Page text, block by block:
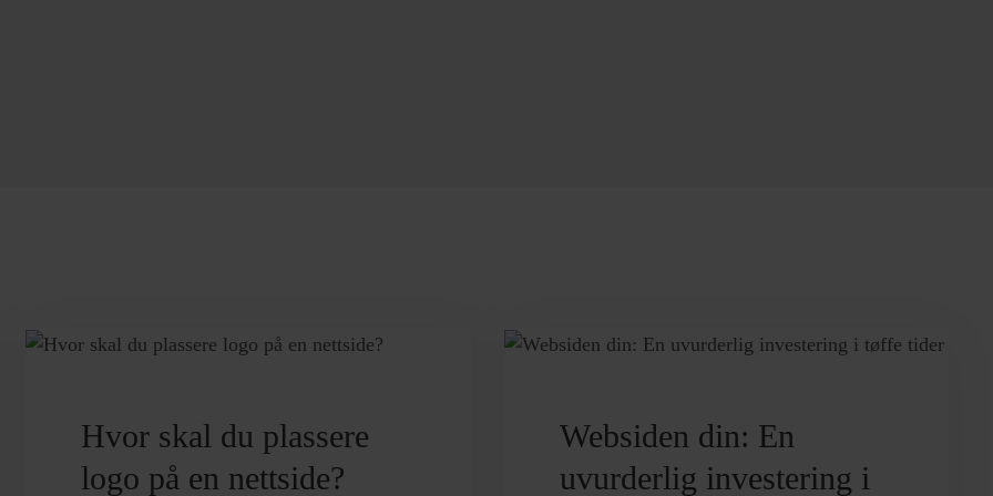
Hvor skal du plassere
logo på en nettside?
Websiden din: En
uvurderlig investering i